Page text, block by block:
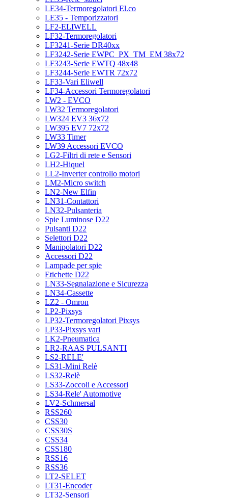
LE34-Termoregolatori El.co
LE35 - Temporizzatori
LF2-ELIWELL
LF32-Termoregolatori
LF3241-Serie DR40xx
LF3242-Serie EWPC_PX_TM_EM 38x72
LF3243-Serie EWTQ 48x48
LF3244-Serie EWTR 72x72
LF33-Vari Eliwell
LF34-Accessori Termoregolatori
LW2 - EVCO
LW32 Termoregolatori
LW324 EV3 36x72
LW395 EV7 72x72
LW33 Timer
LW39 Accessori EVCO
LG2-Filtri di rete e Sensori
LH2-Hiquel
LL2-Inverter controllo motori
LM2-Micro switch
LN2-New Elfin
LN31-Contattori
LN32-Pulsanteria
Spie Luminose D22
Pulsanti D22
Selettori D22
Manipolatori D22
Accessori D22
Lampade per spie
Etichette D22
LN33-Segnalazione e Sicurezza
LN34-Cassette
LZ2 - Omron
LP2-Pixsys
LP32-Termoregolatori Pixsys
LP33-Pixsys vari
LK2-Pneumatica
LR2-RAAS PULSANTI
LS2-RELE'
LS31-Mini Relè
LS32-Relè
LS33-Zoccoli e Accessori
LS34-Rele' Automotive
LV2-Schmersal
RSS260
CSS30
CSS30S
CSS34
CSS180
RSS16
RSS36
LT2-SELET
LT31-Encoder
LT32-Sensori